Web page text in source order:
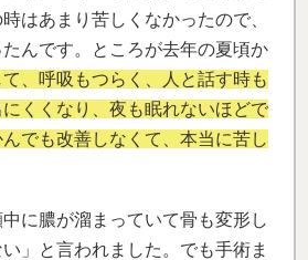
はあまり苦しくなかったので、
んです。ところが去年の夏頃か
、呼吸もつらく、人と話す時も
くくなり、夜も眠れないほどで
でも改善しなくて、本当に苦し
に膿が溜まっていて骨も変形し
」と言われました。でも手術ま